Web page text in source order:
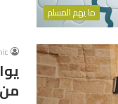
ما يهم المسلم